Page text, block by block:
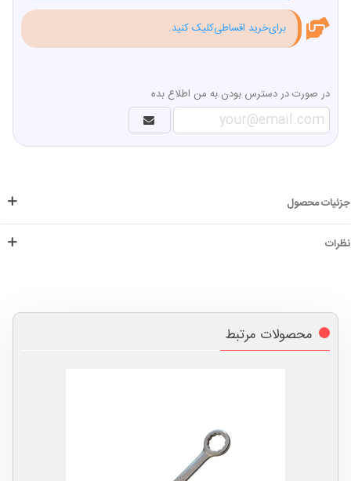
برای‌خرید اقساطی‌کلیک کنید.
در صورت در دسترس بودن به من اطلاع بده
جزئیات محصول
نظرات
محصولات مرتبط